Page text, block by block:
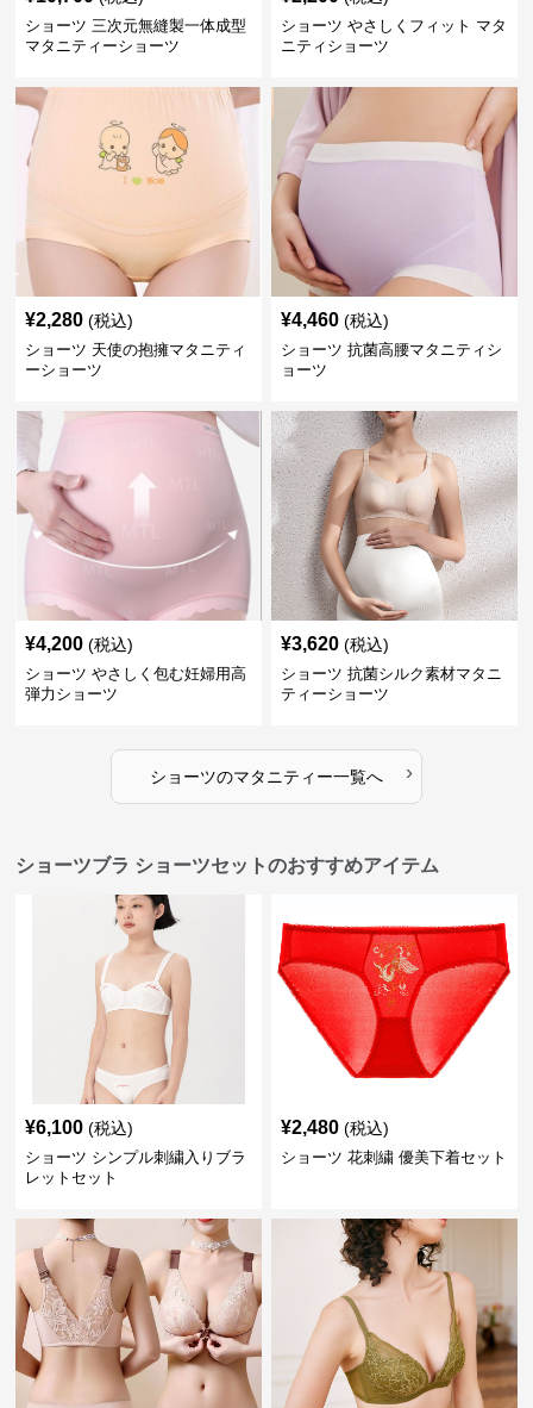
ショーツ 三次元無縫製一体成型
マタニティーショーツ
ショーツ やさしくフィット マタ
ニティショーツ
¥2,280 (税込)
ショーツ 天使の抱擁マタニティ
ーショーツ
¥4,460 (税込)
ショーツ 抗菌高腰マタニティシ
ョーツ
¥4,200 (税込)
ショーツ やさしく包む妊婦用高
弾力ショーツ
¥3,620 (税込)
ショーツ 抗菌シルク素材マタニ
ティーショーツ
ショーツのマタニティー一覧へ ›
ショーツブラ ショーツセットのおすすめアイテム
¥6,100 (税込)
ショーツ シンプル刺繍入りブラ
レットセット
¥2,480 (税込)
ショーツ 花刺繍 優美下着セット